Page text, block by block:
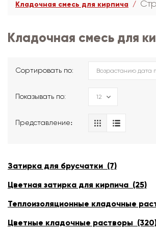
Кладочная смесь для кирпича
Кладочная смесь для
Сортировать по:
Показывать по:
Представление։
Затирка для брусчатки (7)
Цветная затирка для кирпича (25)
Теплоизоляционные кладочные
Цветные кладочные растворы